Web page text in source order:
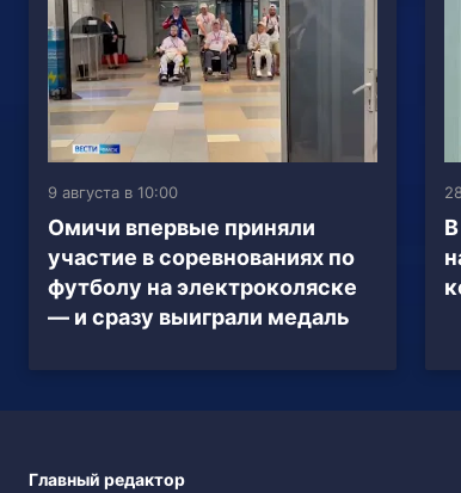
9 августа в 10:00
Омичи впервые приняли
участие в соревнованиях по
футболу на электроколяске
— и сразу выиграли медаль
Главный редактор